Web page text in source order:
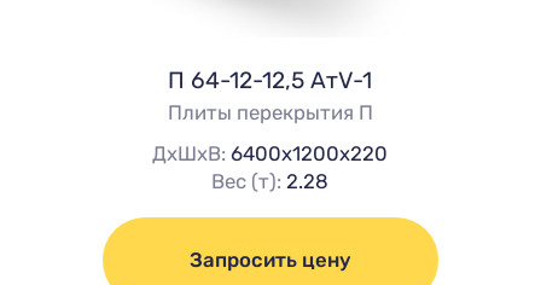
П 64-12-12,5 АтV-1
Плиты перекрытия П
ДхШхВ:6400х1200х220
Вес (т): 2.28
Запросить цену